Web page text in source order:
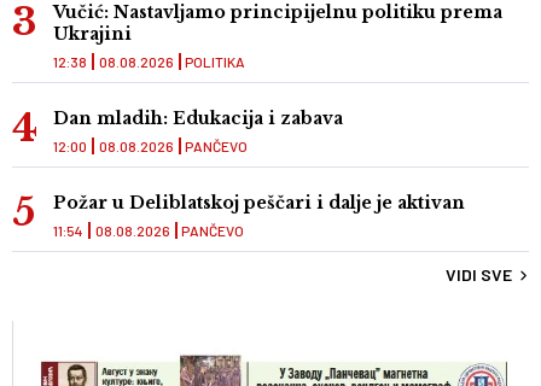
Vučić: Nastavljamo principijelnu politiku prema
Ukrajini
POLITIKA
12:38 08.08.2026
Dan mladih: Edukacija i zabava
PANČEVO
12:00 08.08.2026
Požar u Deliblatskoj peščari i dalje je aktivan
PANČEVO
11:54 08.08.2026
VIDI SVE